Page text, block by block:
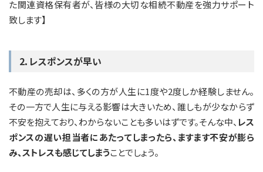
た関連資格保有者が、皆様の大切な相続不動産を強力サポート
致します】
2．レスポンスが早い
不動産の売却は、多くの方が人生に1度や2度しか経験しません。
その一方で人生に与える影響は大きいため、誰しもが少なからず
不安を抱えており、わからないことも多いはずです。そんな中、 レス
ポンスの遅い担当者にあたってしまったら、ますます不安が膨ら
み、ストレスも感じてしまうことでしょう。